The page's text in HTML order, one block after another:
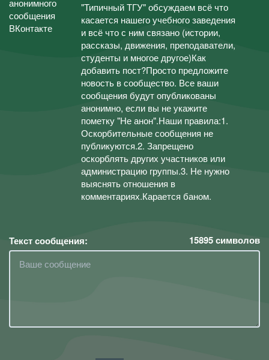
"Типичный ТГУ" обсуждаем всё что
касается нашего учебного заведения
и всё что с ним связано (истории,
рассказы, движения, преподаватели,
студенты и многое другое)Как
добавить пост?Просто предложите
новость в сообщество. Все ваши
сообщения будут опубликованы
анонимно, если вы не укажите
пометку "Не анон".Наши правила:1.
Оскорбительные сообщения не
публикуются.2. Запрещено
оскорблять других участников или
администрацию группы.3. Не нужно
выяснять отношения в
комментариях.Карается баном.
Текст сообщения: 15895символов